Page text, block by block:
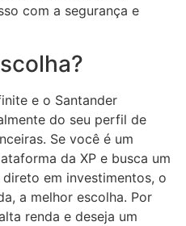
com a segurança e
e o Santander
do seu perfil de
Se você é um
da XP e busca um
em investimentos, o
a melhor escolha. Por
renda e deseja um